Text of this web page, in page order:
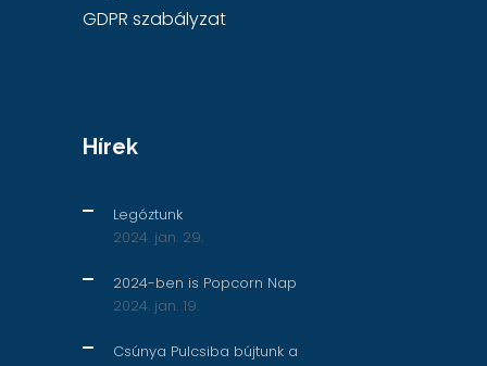
GDPR szabályzat
Hírek
Legóztunk
2024. jan. 29.
2024-ben is Popcorn Nap
2024. jan. 19.
Csúnya Pulcsiba bújtunk a